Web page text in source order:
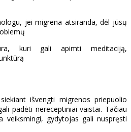
jei migrena atsiranda, dėl jūsų
kuri gali apimti meditaciją,
išvengti migrenos priepuolio
padėti nereceptiniai vaistai. Tačiau
veiksmingi, gydytojas gali nuspręsti